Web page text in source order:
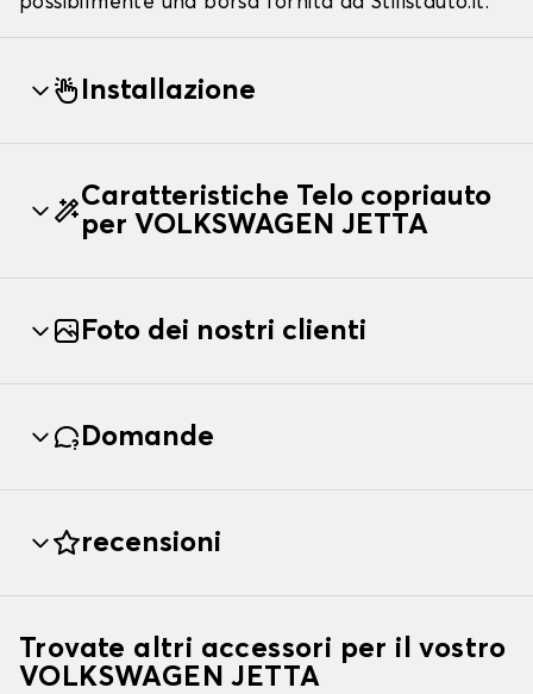
Installazione
Caratteristiche Telo copriauto
per VOLKSWAGEN JETTA
Foto dei nostri clienti
Domande
recensioni
Trovate altri accessori per il vostro
VOLKSWAGEN JETTA